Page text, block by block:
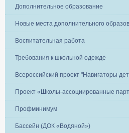
Дополнительное образование
Новые места дополнительного
Воспитательная работа
Требования к школьной одежде
Всероссийский проект "Навигаторы
Проект «Школы-ассоциированные
Профминимум
Бассейн (ДОК «Водяной»)